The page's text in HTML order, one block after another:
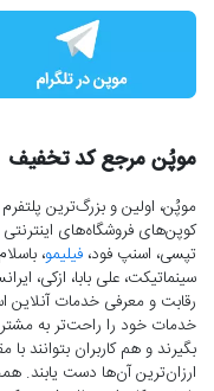
موپُن مرجع کد تخفیف
موپُن، اولین و بزرگ‌ترین
کوپن‌های فروشگاه‌های
تپسی، اسنپ فود، فیلیمو،
سینماتیکت، علی بابا، ازکی،
رقابت و معرفی خدمات آنلاین
خدمات خود را راحت‌تر به
بگیرند و هم کاربران بتوانند
ارزان‌ترین آن‌ها دست‌ یابند.